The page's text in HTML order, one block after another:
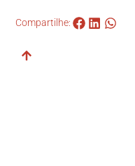
Compartilhe: